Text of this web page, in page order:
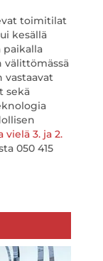
toimitilat
kesällä
paikalla
välittömässä
vastaavat
sekä
3. ja 2.
050 415